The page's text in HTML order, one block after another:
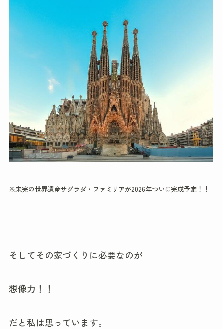
※未完の世界遺産サグラダ・ファミリアが2026年ついに完成予定！！
そしてその家づくりに必要なのが
想像力！！
だと私は思っています。